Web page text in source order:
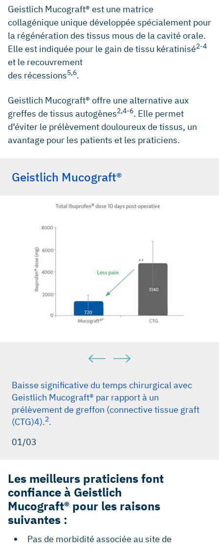
Geistlich Mucograft® est une matrice
collagénique unique développée spécialement pour
la régénération des tissus mous de la cavité orale.
Elle est indiquée pour le gain de tissu kératinisé2-4
et le recouvrement
des récessions5,6.
Geistlich Mucograft® offre une alternative aux
greffes de tissus autogènes2,4-6. Elle permet
d’éviter le prélèvement douloureux de tissus, un
avantage pour les patients et les praticiens.
Geistlich Mucograft®
Baisse significative du temps chirurgical avec
Geistlich Mucograft® par rapport à un
prélèvement de greffon (connective tissue graft
(CTG)4).2.
01/03
Les meilleurs praticiens font
confiance à Geistlich
Mucograft® pour les raisons
suivantes :
Pas de morbidité associée au site de